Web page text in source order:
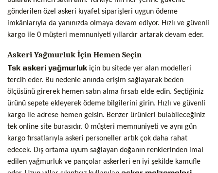
gönderilen özel askeri kıyafet siparişleri uygun ödeme
imkânlarıyla da yanınızda olmaya devam ediyor. Hızlı ve güvenli
kargo ile 0 müşteri memnuniyeti yıllardır artarak devam eder.
Askeri Yağmurluk İçin Hemen Seçin
Tsk askeri yağmurluk için bu sitede yer alan modelleri
tercih eder. Bu nedenle anında erişim sağlayarak beden
ölçüsünü girerek hemen satın alma fırsatı elde edin. Seçtiğiniz
ürünü sepete ekleyerek ödeme bilgilerini girin. Hızlı ve güvenli
kargo ile adrese hemen gelsin. Benzer ürünleri bulabileceğiniz
tek online site burasıdır. 0 müşteri memnuniyeti ve aynı gün
kargo fırsatlarıyla askeri personeller artık çok daha rahat
edecek. Dış ortama uyum sağlayan doğanın renklerinden imal
edilen yağmurluk ve pançolar askerleri en iyi şekilde kamufle